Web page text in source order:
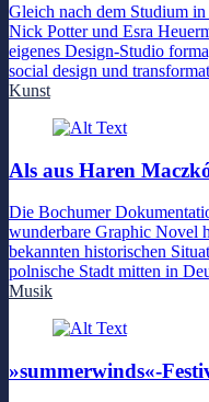
Gleich nach dem Studium
Nick Potter und Esra
eigenes Design-Studio
social design und
Kunst
Als aus Haren
Die Bochumer
wunderbare Graphic Novel
bekannten historischen
polnische Stadt mitten in
Musik
»summerwinds«-